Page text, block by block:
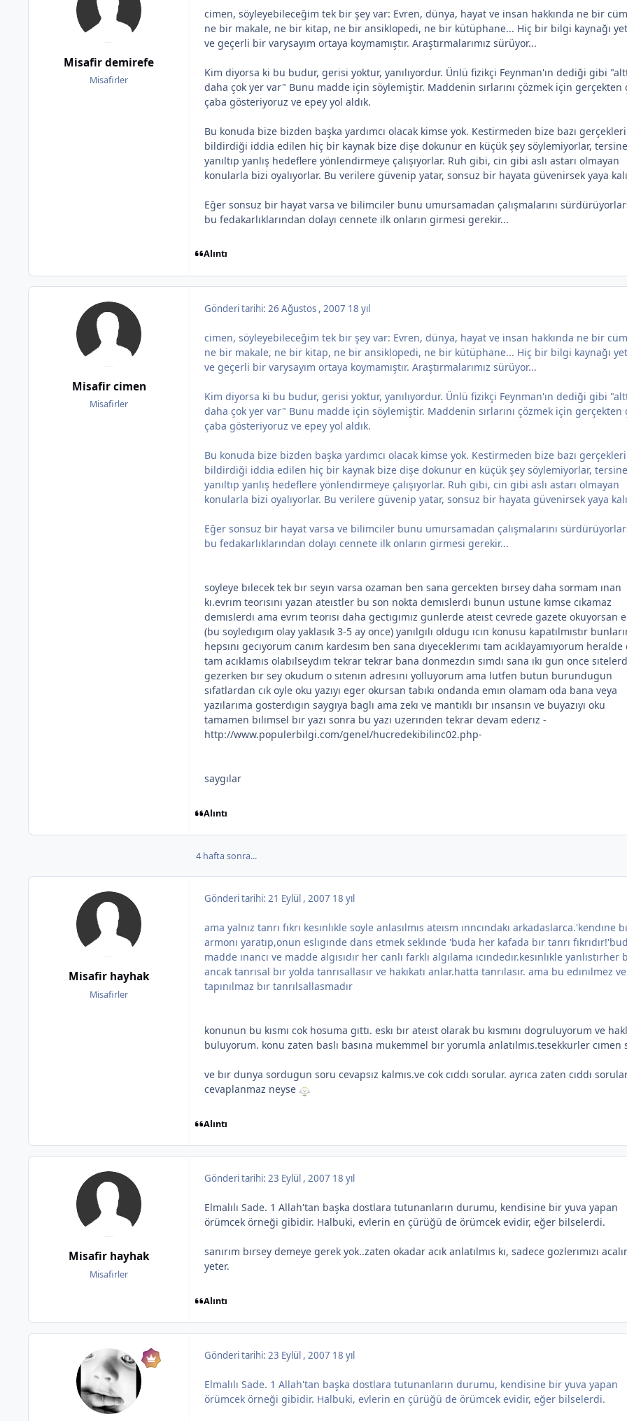
Misafir demirefe
Misafirler
cimen, söyleyebileceğim tek bir şey var: Evren, dünya, hayat ve insan hakkında ne bir
ne bir makale, ne bir kitap, ne bir ansiklopedi, ne bir kütüphane... Hiç bir bilgi kaynağı
ve geçerli bir varysayım ortaya koymamıştır. Araştırmalarımız sürüyor...
Kim diyorsa ki bu budur, gerisi yoktur, yanılıyordur. Ünlü fizikçi Feynman'ın dediği gibi
daha çok yer var" Bunu madde için söylemiştir. Maddenin sırlarını çözmek için gerçekten
çaba gösteriyoruz ve epey yol aldık.
Bu konuda bize bizden başka yardımcı olacak kimse yok. Kestirmeden bize bazı gerçekleri
bildirdiği iddia edilen hiç bir kaynak bize dişe dokunur en küçük şey söylemiyorlar,
yanıltıp yanlış hedeflere yönlendirmeye çalışıyorlar. Ruh gibi, cin gibi aslı astarı olmayan
konularla bizi oyalıyorlar. Bu verilere güvenip yatar, sonsuz bir hayata güvenirsek yaya
Eğer sonsuz bir hayat varsa ve bilimciler bunu umursamadan çalışmalarını
bu fedakarlıklarından dolayı cennete ilk onların girmesi gerekir...
Alıntı
Misafir cimen
Misafirler
Gönderi tarihi: 26 Ağustos , 2007 18 yıl
cimen, söyleyebileceğim tek bir şey var: Evren, dünya, hayat ve insan hakkında ne bir
ne bir makale, ne bir kitap, ne bir ansiklopedi, ne bir kütüphane... Hiç bir bilgi kaynağı
ve geçerli bir varysayım ortaya koymamıştır. Araştırmalarımız sürüyor...
Kim diyorsa ki bu budur, gerisi yoktur, yanılıyordur. Ünlü fizikçi Feynman'ın dediği gibi
daha çok yer var" Bunu madde için söylemiştir. Maddenin sırlarını çözmek için gerçekten
çaba gösteriyoruz ve epey yol aldık.
Bu konuda bize bizden başka yardımcı olacak kimse yok. Kestirmeden bize bazı gerçekleri
bildirdiği iddia edilen hiç bir kaynak bize dişe dokunur en küçük şey söylemiyorlar,
yanıltıp yanlış hedeflere yönlendirmeye çalışıyorlar. Ruh gibi, cin gibi aslı astarı olmayan
konularla bizi oyalıyorlar. Bu verilere güvenip yatar, sonsuz bir hayata güvenirsek yaya
Eğer sonsuz bir hayat varsa ve bilimciler bunu umursamadan çalışmalarını
bu fedakarlıklarından dolayı cennete ilk onların girmesi gerekir...
soyleye bılecek tek bır seyın varsa ozaman ben sana gercekten bırsey daha sormam ınan
kı.evrım teorısını yazan ateıstler bu son nokta demıslerdı bunun ustune kımse cıkamaz
demıslerdı ama evrım teorısı daha gectıgımız gunlerde ateıst cevrede gazete okuyorsan
(bu soyledıgım olay yaklasık 3-5 ay once) yanılgılı oldugu ıcın konusu kapatılmıstır
hepsını gecıyorum canım kardesım ben sana dıyeceklerımı tam acıklayamıyorum
tam acıklamıs olabılseydım tekrar tekrar bana donmezdın sımdı sana ıkı gun once
gezerken bır sey okudum o sıtenın adresını yolluyorum ama lutfen butun burundugun
sıfatlardan cık oyle oku yazıyı eger okursan tabıkı ondanda emın olamam oda bana veya
yazılarıma gosterdıgın saygıya baglı ama zekı ve mantıklı bır ınsansın ve buyazıyı oku
tamamen bılımsel bır yazı sonra bu yazı uzerınden tekrar devam ederız -
http://www.populerbilgi.com/genel/hucredekibilinc02.php-
saygılar
Alıntı
4 hafta sonra...
Misafir hayhak
Misafirler
Gönderi tarihi: 21 Eylül , 2007 18 yıl
ama yalnız tanrı fıkrı kesınlıkle soyle anlasılmıs ateısm ınncındakı arkadaslarca.'kendıne
armonı yaratıp,onun eslıgınde dans etmek seklınde 'buda her kafada bır tanrı
madde ınancı ve madde algısıdır her canlı farklı algılama ıcındedır.kesınlıkle yanlıstırher
ancak tanrısal bır yolda tanrısallasır ve hakıkatı anlar.hatta tanrılasır. ama bu edınılmez ve
tapınılmaz bır tanrılsallasmadır
konunun bu kısmı cok hosuma gıttı. eskı bır ateıst olarak bu kısmını dogruluyorum ve
buluyorum. konu zaten baslı basına mukemmel bır yorumla anlatılmıs.tesekkurler cımen
ve bır dunya sordugun soru cevapsız kalmıs.ve cok cıddı sorular. ayrıca zaten cıddı
cevaplanmaz neyse
Alıntı
Misafir hayhak
Misafirler
Gönderi tarihi: 23 Eylül , 2007 18 yıl
Elmalılı Sade. 1 Allah'tan başka dostlara tutunanların durumu, kendisine bir yuva yapan
örümcek örneği gibidir. Halbuki, evlerin en çürüğü de örümcek evidir, eğer bilselerdi.
sanırım bırsey demeye gerek yok..zaten okadar acık anlatılmıs kı, sadece gozlerımızı
yeter.
Alıntı
Gönderi tarihi: 23 Eylül , 2007 18 yıl
Elmalılı Sade. 1 Allah'tan başka dostlara tutunanların durumu, kendisine bir yuva yapan
örümcek örneği gibidir. Halbuki, evlerin en çürüğü de örümcek evidir, eğer bilselerdi.